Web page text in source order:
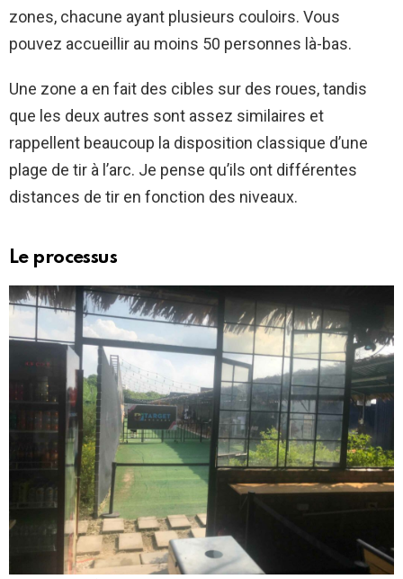
zones, chacune ayant plusieurs couloirs. Vous
pouvez accueillir au moins 50 personnes là-bas.
Une zone a en fait des cibles sur des roues, tandis
que les deux autres sont assez similaires et
rappellent beaucoup la disposition classique d’une
plage de tir à l’arc. Je pense qu’ils ont différentes
distances de tir en fonction des niveaux.
Le processus